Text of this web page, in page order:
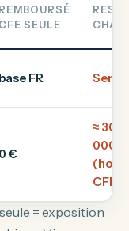
REMBOURSÉ
CFE SEULE
base FR
0 €
≈ 30
000 $
(hors
CFE)
= exposition